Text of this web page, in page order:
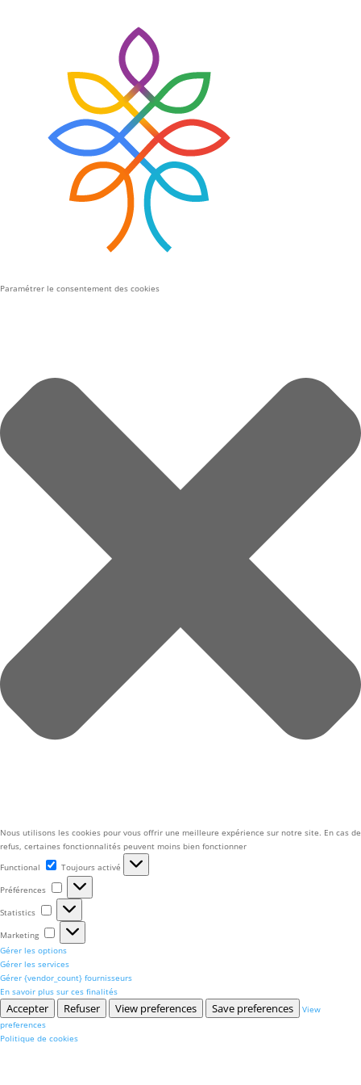
Paramétrer le consentement des cookies
Nous utilisons les cookies pour vous offrir une meilleure expérience sur notre site. En cas de
refus, certaines fonctionnalités peuvent moins bien fonctionner
Functional
Toujours activé
Préférences
Préférences
Statistics
Statistics
Marketing
Marketing
Gérer les options
Gérer les services
Gérer {vendor_count} fournisseurs
En savoir plus sur ces finalités
Accepter Refuser View preferences Save preferences
View
preferences
Politique de cookies